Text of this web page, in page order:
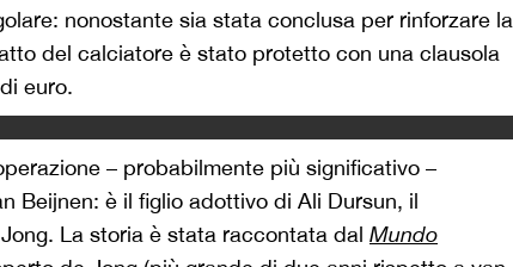
nonostante sia stata conclusa per rinforzare la
del calciatore è stato protetto con una clausola
euro.
– probabilmente più significativo –
Beijnen: è il figlio adottivo di Ali Dursun, il
La storia è stata raccontata dal Mundo